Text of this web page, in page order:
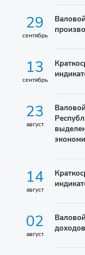
29
сентябрь
13
сентябрь
23
август
14
август
02
август